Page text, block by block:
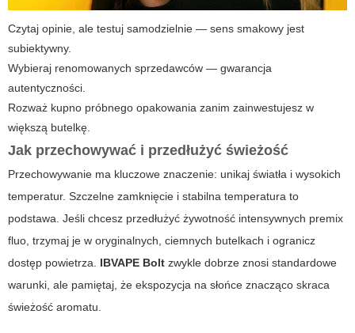
Czytaj opinie, ale testuj samodzielnie — sens smakowy jest
subiektywny.
Wybieraj renomowanych sprzedawców — gwarancja
autentyczności.
Rozważ kupno próbnego opakowania zanim zainwestujesz w
większą butelkę.
Jak przechowywać i przedłużyć świeżość
Przechowywanie ma kluczowe znaczenie: unikaj światła i wysokich
temperatur. Szczelne zamknięcie i stabilna temperatura to
podstawa. Jeśli chcesz przedłużyć żywotność intensywnych premix
fluo , trzymaj je w oryginalnych, ciemnych butelkach i ogranicz
dostęp powietrza. IBVAPE Bolt zwykle dobrze znosi standardowe
warunki, ale pamiętaj, że ekspozycja na słońce znacząco skraca
świeżość aromatu.